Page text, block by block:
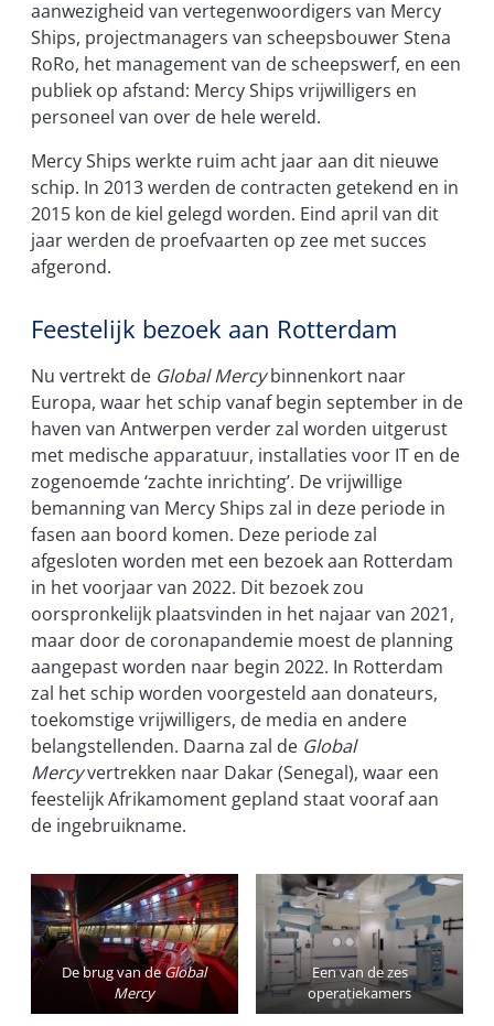
aanwezigheid van vertegenwoordigers van Mercy
Ships, projectmanagers van scheepsbouwer Stena
RoRo, het management van de scheepswerf, en een
publiek op afstand: Mercy Ships vrijwilligers en
personeel van over de hele wereld.
Mercy Ships werkte ruim acht jaar aan dit nieuwe
schip. In 2013 werden de contracten getekend en in
2015 kon de kiel gelegd worden. Eind april van dit
jaar werden de proefvaarten op zee met succes
afgerond.
Feestelijk bezoek aan Rotterdam
Nu vertrekt de Global Mercybinnenkort naar
Europa, waar het schip vanaf begin september in de
haven van Antwerpen verder zal worden uitgerust
met medische apparatuur, installaties voor IT en de
zogenoemde ‘zachte inrichting’. De vrijwillige
bemanning van Mercy Ships zal in deze periode in
fasen aan boord komen. Deze periode zal
afgesloten worden met een bezoek aan Rotterdam
in het voorjaar van 2022. Dit bezoek zou
oorspronkelijk plaatsvinden in het najaar van 2021,
maar door de coronapandemie moest de planning
aangepast worden naar begin 2022. In Rotterdam
zal het schip worden voorgesteld aan donateurs,
toekomstige vrijwilligers, de media en andere
belangstellenden. Daarna zal de Global
Mercyvertrekken naar Dakar (Senegal), waar een
feestelijk Afrikamoment gepland staat vooraf aan
de ingebruikname.
De brug van deGlobal
Mercy
Een van de zes
operatiekamers